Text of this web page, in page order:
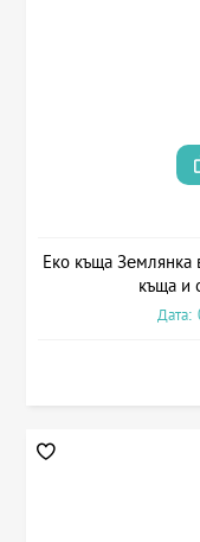
Еко къща Зeмлянка
къща и
Дата: